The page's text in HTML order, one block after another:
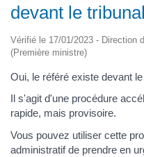
devant le
Vérifié le 17/01/2023 - Direction
(Première ministre)
Oui, le référé existe devant
Il s'agit d'une procédure
rapide, mais provisoire.
Vous pouvez utiliser cette
administratif de prendre en